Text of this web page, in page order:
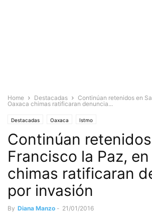
Home Destacadas
Continúan retenidos en
Oaxaca chimas ratificaran denuncia...
Destacadas Oaxaca Istmo
Continúan
Francisco la Paz,
chimas ratificaran
por invasión
By Diana Manzo - 21/01/2016